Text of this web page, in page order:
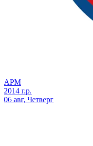
АРМ
2014 г.р.
06 авг, Четверг